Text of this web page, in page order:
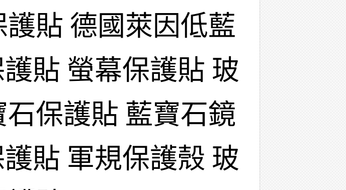
貼 德國萊因低藍
貼 螢幕保護貼 玻
保護貼 藍寶石鏡
貼 軍規保護殼 玻